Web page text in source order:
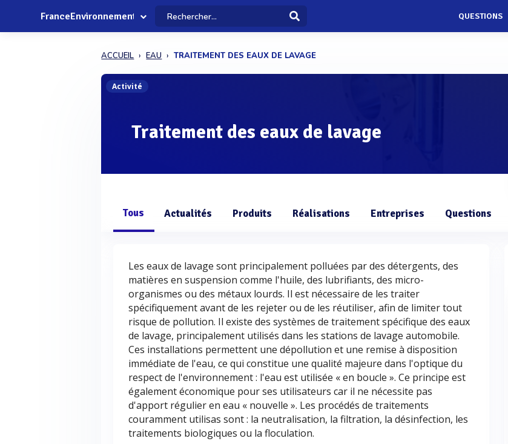
FranceEnvironnement QUESTIONS
ACCUEIL EAU TRAITEMENT DES EAUX DE LAVAGE
Activité
Traitement des eaux de lavage
Tous Actualités Produits Réalisations Entreprises Questions
Les eaux de lavage sont principalement polluées par des détergents, des
matières en suspension comme l'huile, des lubrifiants, des micro-
organismes ou des métaux lourds. Il est nécessaire de les traiter
spécifiquement avant de les rejeter ou de les réutiliser, afin de limiter tout
risque de pollution. Il existe des systèmes de traitement spécifique des eaux
de lavage, principalement utilisés dans les stations de lavage automobile.
Ces installations permettent une dépollution et une remise à disposition
immédiate de l'eau, ce qui constitue une qualité majeure dans l'optique du
respect de l'environnement : l'eau est utilisée « en boucle ». Ce principe est
également économique pour ses utilisateurs car il ne nécessite pas
d'apport régulier en eau « nouvelle ». Les procédés de traitements
couramment utilisas sont : la neutralisation, la filtration, la désinfection, les
traitements biologiques ou la floculation.